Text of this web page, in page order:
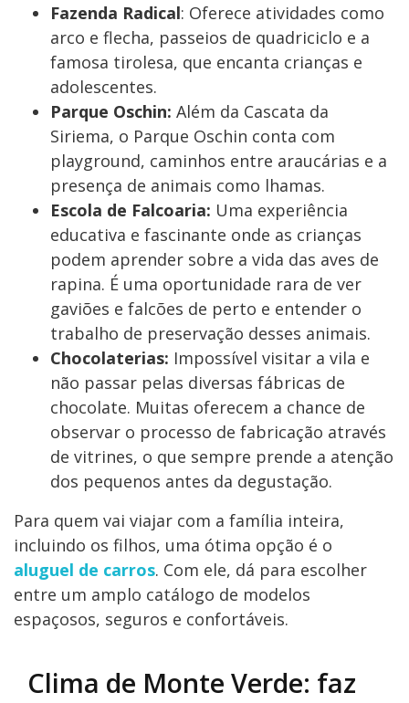
Fazenda Radical: Oferece atividades como
arco e flecha, passeios de quadriciclo e a
famosa tirolesa, que encanta crianças e
adolescentes.
Parque Oschin: Além da Cascata da
Siriema, o Parque Oschin conta com
playground, caminhos entre araucárias e a
presença de animais como lhamas.
Escola de Falcoaria: Uma experiência
educativa e fascinante onde as crianças
podem aprender sobre a vida das aves de
rapina. É uma oportunidade rara de ver
gaviões e falcões de perto e entender o
trabalho de preservação desses animais.
Chocolaterias: Impossível visitar a vila e
não passar pelas diversas fábricas de
chocolate. Muitas oferecem a chance de
observar o processo de fabricação através
de vitrines, o que sempre prende a atenção
dos pequenos antes da degustação.
Para quem vai viajar com a família inteira,
incluindo os filhos, uma ótima opção é o
aluguel de carros. Com ele, dá para escolher
entre um amplo catálogo de modelos
espaçosos, seguros e confortáveis.
Clima de Monte Verde: faz